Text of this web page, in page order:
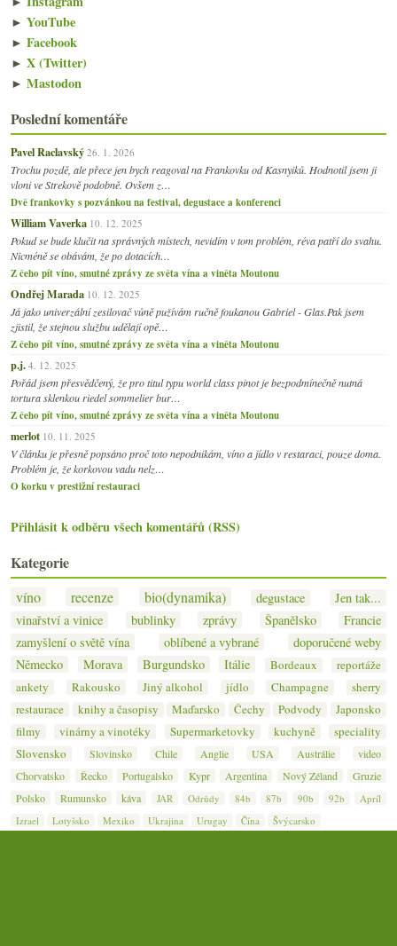
► YouTube
► Facebook
► X (Twitter)
► Mastodon
Poslední komentáře
Pavel Raclavský 26. 1. 2026
Trochu pozdě, ale přece jen bych reagoval na Frankovku od Kasnyiků. Hodnotil jsem ji
vloni ve Strekově podobně. Ovšem z…
Dvě frankovky s pozvánkou na festival, degustace a konferenci
William Vaverka 10. 12. 2025
Pokud se bude klučit na správných místech, nevidím v tom problém, réva patří do svahu.
Nicméně se obávám, že po dotacích…
Z čeho pít víno, smutné zprávy ze světa vína a viněta Moutonu
Ondřej Marada 10. 12. 2025
Já jako univerzální zesilovač vůně pužívám ručně foukanou Gabriel - Glas.Pak jsem
zjistil, že stejnou službu udělají opě…
Z čeho pít víno, smutné zprávy ze světa vína a viněta Moutonu
p.j. 4. 12. 2025
Pořád jsem přesvědčený, že pro titul typu world class pinot je bezpodmínečně nutná
tortura sklenkou riedel sommelier bur…
Z čeho pít víno, smutné zprávy ze světa vína a viněta Moutonu
merlot 10. 11. 2025
V článku je přesně popsáno proč toto nepodnikám, víno a jídlo v restaraci, pouze doma.
Problém je, že korkovou vadu nelz…
O korku v prestižní restauraci
Přihlásit k odběru všech komentářů (RSS)
Kategorie
víno recenze bio(dynamika) degustace
Jen tak...
vinařství a vinice
bublinky zprávy Španělsko
Francie
zamyšlení o světě vína
oblíbené a vybrané
doporučené weby
Německo
Morava Burgundsko Itálie Bordeaux
reportáže
ankety
Rakousko Jiný alkohol jídlo Champagne
sherry
restaurace
knihy a časopisy Maďarsko Čechy Podvody
Japonsko
filmy
vinárny a vinotéky Supermarketovky kuchyně
speciality
Slovensko
Slovinsko Chile Anglie USA Austrálie
video
Chorvatsko
Řecko Portugalsko Kypr Argentina Nový Zéland
Gruzie
Polsko
Rumunsko káva JAR Odrůdy 84b 87b 90b 92b
Apríl
Izrael
Lotyšsko Mexiko Ukrajina Urugay Čína Švýcarsko